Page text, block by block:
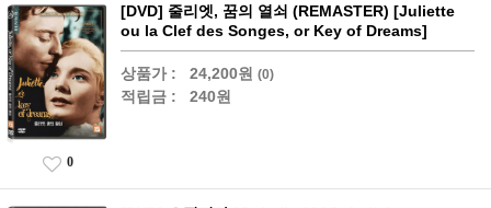
[DVD] 줄리엣, 꿈의 열쇠 (REMASTER) [Juliette
ou la Clef des Songes, or Key of Dreams]
상품가 : 24,200원 (0)
적립금 : 240원
0